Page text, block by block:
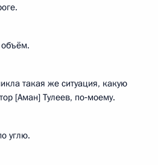
такая же ситуация, какую
[Аман] Тулеев, по‑моему.
углю.